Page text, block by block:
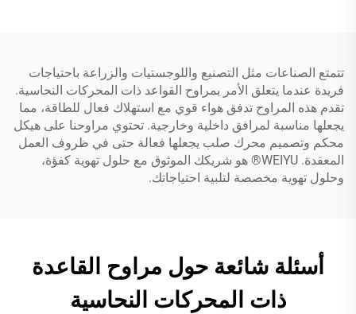
تتمتع الصناعات مثل التصنيع واللوجستيات والزراعة باحتياجات
فريدة عندما يتعلق الأمر بمراوح القواعد ذات المحركات النحاسية.
تقدم هذه المراوح تدفق هواء قوي مع استهلاك فعال للطاقة، مما
يجعلها مناسبة لمرافق داخلية وخارجية. تحتوي مراوحنا على هيكل
محكم وتصميم محرك صلب يجعلها فعالة حتى في ظروف العمل
المعقدة. WEIYU® هو شريكك الموثوق مع حلول تهوية كفؤة،
وحلول تهوية مخصصة لتلبية احتياجاتك.
أسئلة شائعة حول مراوح القاعدة
ذات المحركات النحاسية